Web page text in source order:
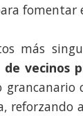
fomentar
más
vecinos
reforzando